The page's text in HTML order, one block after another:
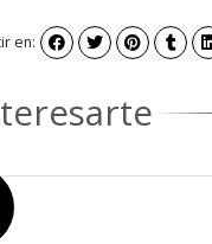
en: